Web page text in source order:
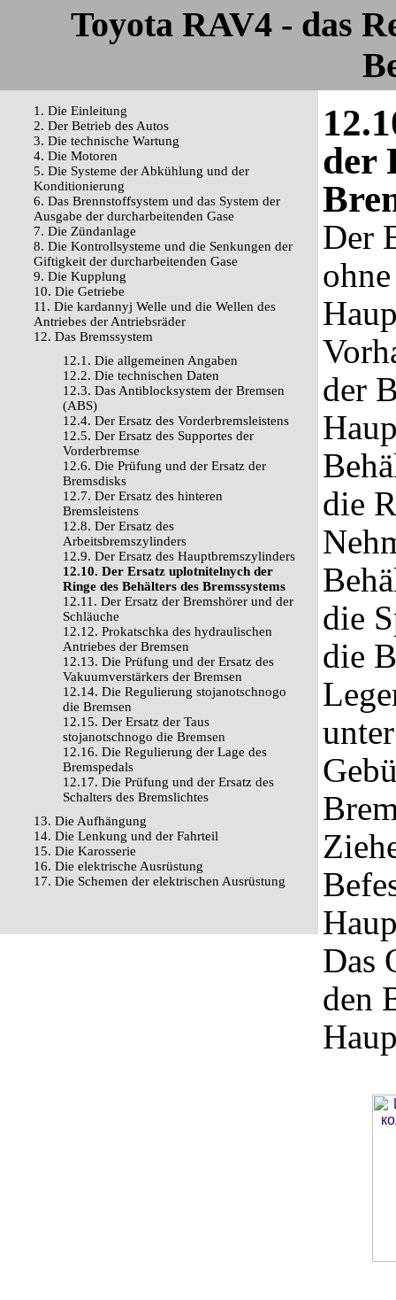
Toyota RAV4 - das
1. Die Einleitung
2. Der Betrieb des Autos
3. Die technische Wartung
4. Die Motoren
5. Die Systeme der Abkühlung und der
Konditionierung
6. Das Brennstoffsystem und das System der
Ausgabe der durcharbeitenden Gase
7. Die Zündanlage
8. Die Kontrollsysteme und die Senkungen der
Giftigkeit der durcharbeitenden Gase
9. Die Kupplung
10. Die Getriebe
11. Die kardannyj Welle und die Wellen des
Antriebes der Antriebsräder
12. Das Bremssystem
12.1. Die allgemeinen Angaben
12.2. Die technischen Daten
12.3. Das Antiblocksystem der Bremsen
(ABS)
12.4. Der Ersatz des Vorderbremsleistens
12.5. Der Ersatz des Supportes der
Vorderbremse
12.6. Die Prüfung und der Ersatz der
Bremsdisks
12.7. Der Ersatz des hinteren
Bremsleistens
12.8. Der Ersatz des
Arbeitsbremszylinders
12.9. Der Ersatz des Hauptbremszylinders
12.10. Der Ersatz uplotnitelnych der
Ringe des Behälters des Bremssystems
12.11. Der Ersatz der Bremshörer und der
Schläuche
12.12. Prokatschka des hydraulischen
Antriebes der Bremsen
12.13. Die Prüfung und der Ersatz des
Vakuumverstärkers der Bremsen
12.14. Die Regulierung stojanotschnogo
die Bremsen
12.15. Der Ersatz der Taus
stojanotschnogo die Bremsen
12.16. Die Regulierung der Lage des
Bremspedals
12.17. Die Prüfung und der Ersatz des
Schalters des Bremslichtes
13. Die Aufhängung
14. Die Lenkung und der Fahrteil
15. Die Karosserie
16. Die elektrische Ausrüstung
17. Die Schemen der elektrischen Ausrüstung
der
Der
der
die
die
die
Das
den